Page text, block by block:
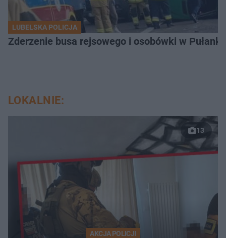
LUBELSKA POLICJA
Zderzenie busa rejsowego i osobówki w
LOKALNIE:
13
AKCJA POLICJI